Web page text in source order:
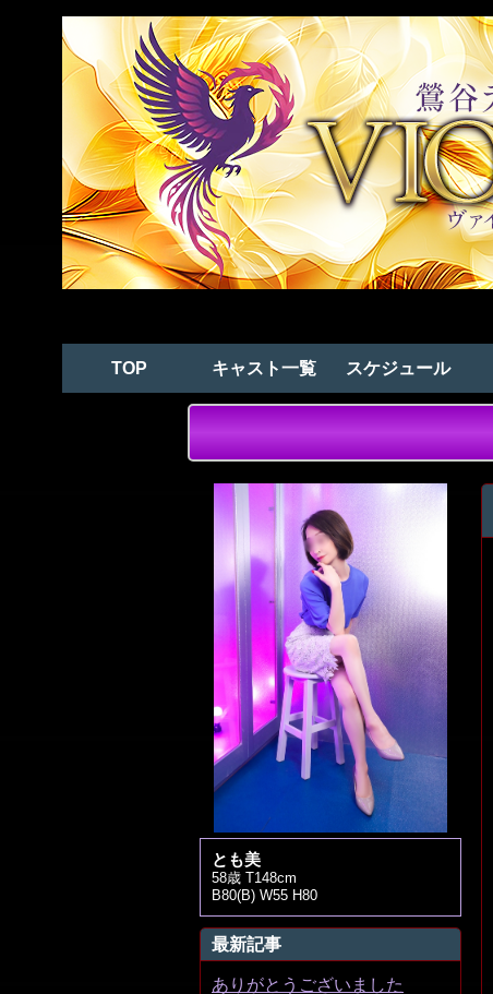
TOP キャスト一覧 スケジュール
とも美
58歳 T148cm
B80(B) W55 H80
最新記事
ありがとうございました